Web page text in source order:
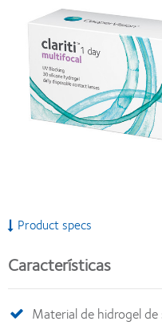
Product specs
Características
Material de hidrogel de